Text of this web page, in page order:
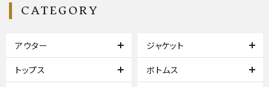
CATEGORY
アウター ジャケット
トップス ボトムス